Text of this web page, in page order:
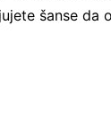
šanse da